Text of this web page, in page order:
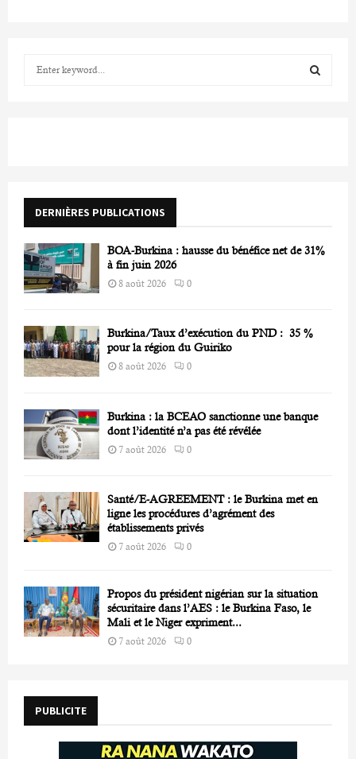
r
DERNIÈRES PUBLICATIONS
BOA-Burkina : hausse du bénéfice net de 31%
à fin juin 2026
8 août 2026 0
Burkina/Taux d’exécution du PND : 35 %
pour la région du Guiriko
8 août 2026 0
Burkina : la BCEAO sanctionne une banque
dont l’identité n’a pas été révélée
7 août 2026 0
Santé/E-AGREEMENT : le Burkina met en
ligne les procédures d’agrément des
établissements privés
7 août 2026 0
Propos du président nigérian sur la situation
sécuritaire dans l’AES : le Burkina Faso, le
Mali et le Niger expriment...
7 août 2026 0
PUBLICITE